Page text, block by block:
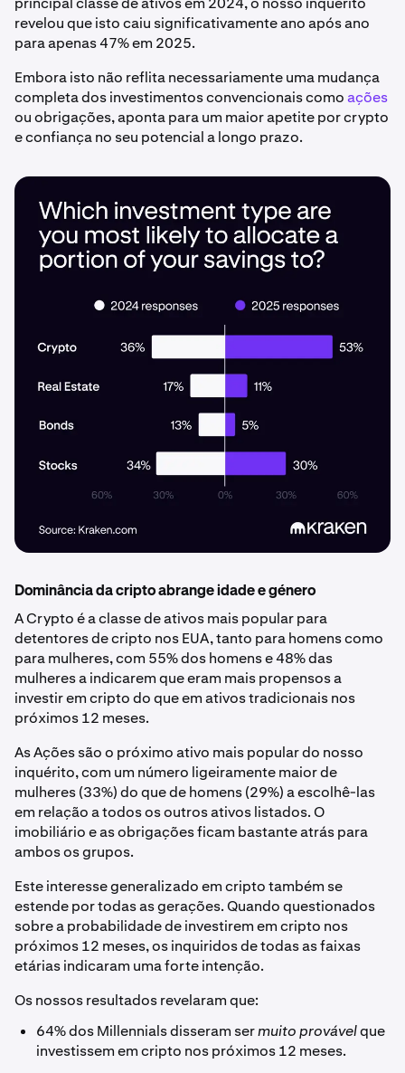
revelou que isto caiu significativamente ano após ano
para apenas 47% em 2025.
Embora isto não reflita necessariamente uma mudança
completa dos investimentos convencionais comoações
ou obrigações, aponta para um maior apetite por crypto
e confiança no seu potencial a longo prazo.
Dominância da cripto abrange idade e género
A Crypto é a classe de ativos mais popular para
detentores de cripto nos EUA, tanto para homens como
para mulheres, com 55% dos homens e 48% das
mulheres a indicarem que eram mais propensos a
investir em cripto do que em ativos tradicionais nos
próximos 12 meses.
As Ações são o próximo ativo mais popular do nosso
inquérito, com um número ligeiramente maior de
mulheres (33%) do que de homens (29%) a escolhê-las
em relação a todos os outros ativos listados. O
imobiliário e as obrigações ficam bastante atrás para
ambos os grupos.
Este interesse generalizado em cripto também se
estende por todas as gerações. Quando questionados
sobre a probabilidade de investirem em cripto nos
próximos 12 meses, os inquiridos de todas as faixas
etárias indicaram uma forte intenção.
Os nossos resultados revelaram que:
64% dos Millennials disseram sermuito provávelque
investissem em cripto nos próximos 12 meses.